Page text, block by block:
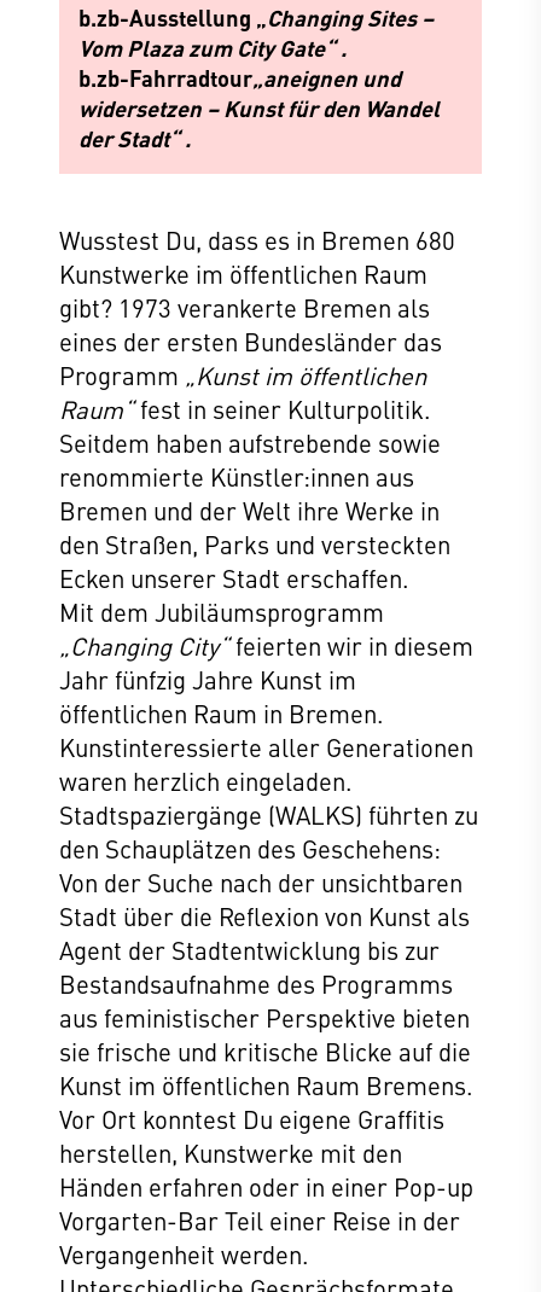
b.zb-Ausstellung „Changing Sites –
Vom Plaza zum City Gate“ .
b.zb-Fahrradtour„aneignen und
widersetzen – Kunst für den Wandel
der Stadt“ .
Wusstest Du, dass es in Bremen 680
Kunstwerke im öffentlichen Raum
gibt? 1973 verankerte Bremen als
eines der ersten Bundesländer das
Programm „Kunst im öffentlichen
Raum“fest in seiner Kulturpolitik.
Seitdem haben aufstrebende sowie
renommierte Künstler:innen aus
Bremen und der Welt ihre Werke in
den Straßen, Parks und versteckten
Ecken unserer Stadt erschaffen.
Mit dem Jubiläumsprogramm
„Changing City“feierten wir in diesem
Jahr fünfzig Jahre Kunst im
öffentlichen Raum in Bremen.
Kunstinteressierte aller Generationen
waren herzlich eingeladen.
Stadtspaziergänge (WALKS) führten zu
den Schauplätzen des Geschehens:
Von der Suche nach der unsichtbaren
Stadt über die Reflexion von Kunst als
Agent der Stadtentwicklung bis zur
Bestandsaufnahme des Programms
aus feministischer Perspektive bieten
sie frische und kritische Blicke auf die
Kunst im öffentlichen Raum Bremens.
Vor Ort konntest Du eigene Graffitis
herstellen, Kunstwerke mit den
Händen erfahren oder in einer Pop-up
Vorgarten-Bar Teil einer Reise in der
Vergangenheit werden.